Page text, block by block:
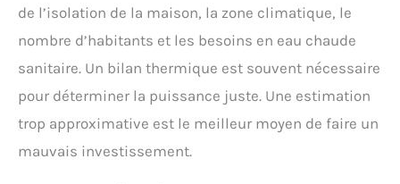
de l’isolation de la maison, la zone climatique, le
nombre d’habitants et les besoins en eau chaude
sanitaire. Un bilan thermique est souvent nécessaire
pour déterminer la puissance juste. Une estimation
trop approximative est le meilleur moyen de faire un
mauvais investissement.